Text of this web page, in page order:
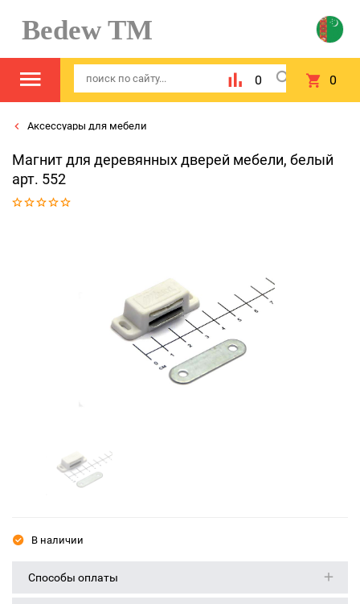
Bedew TM
0 0
Аксессуары для мебели
Магнит для деревянных дверей мебели, белый
арт. 552
В наличии
Способы оплаты